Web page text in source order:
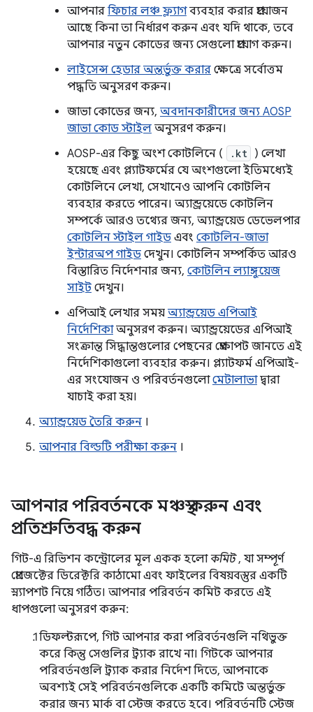
আপনার ফিচার লঞ্চ ফ্ল্যাগব্যবহার করার প্রয়োজন
আছে কিনা তা নির্ধারণ করুন এবং যদি থাকে, তবে
আপনার নতুন কোডের জন্য সেগুলো প্রয়োগ করুন।
লাইসেন্স হেডার অন্তর্ভুক্ত করার ক্ষেত্রে সর্বোত্তম
পদ্ধতি অনুসরণ করুন।
জাভা কোডের জন্য, অবদানকারীদের জন্য AOSP
জাভা কোড স্টাইল অনুসরণ করুন।
AOSP-এর কিছু অংশ কোটলিনে (
.kt ) লেখা
হয়েছে এবং প্ল্যাটফর্মের যে অংশগুলো ইতিমধ্যেই
কোটলিনে লেখা, সেখানেও আপনি কোটলিন
ব্যবহার করতে পারেন। অ্যান্ড্রয়েডে কোটলিন
সম্পর্কে আরও তথ্যের জন্য, অ্যান্ড্রয়েড ডেভেলপার
কোটলিন স্টাইল গাইড এবং কোটলিন-জাভা
ইন্টারঅপ গাইড দেখুন। কোটলিন সম্পর্কিত আরও
বিস্তারিত নির্দেশনার জন্য, কোটলিন ল্যাঙ্গুয়েজ
সাইট দেখুন।
এপিআই লেখার সময় অ্যান্ড্রয়েড এপিআই
নির্দেশিকাঅনুসরণ করুন। অ্যান্ড্রয়েডের এপিআই
সংক্রান্ত সিদ্ধান্তগুলোর পেছনের প্রেক্ষাপট জানতে এই
নির্দেশিকাগুলো ব্যবহার করুন। প্ল্যাটফর্ম এপিআই-
এর সংযোজন ও পরিবর্তনগুলোমেটালাভাদ্বারা
যাচাই করা হয়।
অ্যান্ড্রয়েড তৈরি করুন ।
আপনার বিল্ডটি পরীক্ষা করুন ।
আপনার পরিবর্তনকে মঞ্চস্থ করুন এবং
প্রতিশ্রুতিবদ্ধ করুন
গিট-এ রিভিশন কন্ট্রোলের মূল একক হলোকমিট, যা সম্পূর্ণ
প্রোজেক্টের ডিরেক্টরি কাঠামো এবং ফাইলের বিষয়বস্তুর একটি
স্ন্যাপশট নিয়ে গঠিত। আপনার পরিবর্তন কমিট করতে এই
ধাপগুলো অনুসরণ করুন:
ডিফল্টরূপে, গিট আপনার করা পরিবর্তনগুলি নথিভুক্ত
করে কিন্তু সেগুলির ট্র্যাক রাখে না। গিটকে আপনার
পরিবর্তনগুলি ট্র্যাক করার নির্দেশ দিতে, আপনাকে
অবশ্যই সেই পরিবর্তনগুলিকে একটি কমিটে অন্তর্ভুক্ত
করার জন্য মার্ক বা স্টেজ করতে হবে। পরিবর্তনটি স্টেজ